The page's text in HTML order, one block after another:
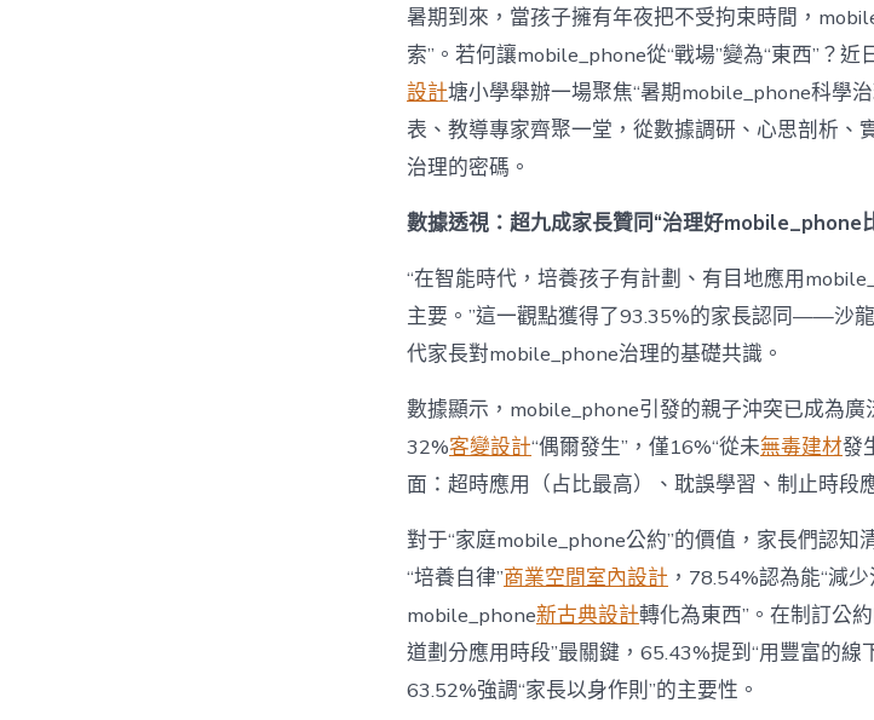
難
題？
讓
俱
意
設
計
成
為
“成
西”，
而
非
“家
庭
戰
場”〉
中
暑期到來，當孩子擁有年夜把不受拘束時間，
索”。若何讓mobile_phone從“戰場”變為“東西”？
設計塘小學舉辦一場聚焦“暑期mobile_phone科學
表、教導專家齊聚一堂，從數據調研、心思剖析、
治理的密碼。
數據透視：超九成家長贊同“治理好mobile_phone
“在智能時代，培養孩子有計劃、有目地應用
主要。”這一觀點獲得了93.35%的家長認同——沙
代家長對mobile_phone治理的基礎共識。
數據顯示，mobile_phone引發的親子沖突已成為廣
32%客變設計“偶爾發生”，僅16%“從未無毒建材發
面：超時應用（占比最高）、耽誤學習、制止時段
對于“家庭mobile_phone公約”的價值，家長們認知
“培養自律”商業空間室內設計 ，78.54%認為能“減
mobile_phone新古典設計轉化為東西”。在制訂公
道劃分應用時段”最關鍵，65.43%提到“用豐富的線
63.52%強調“家長以身作則”的主要性。